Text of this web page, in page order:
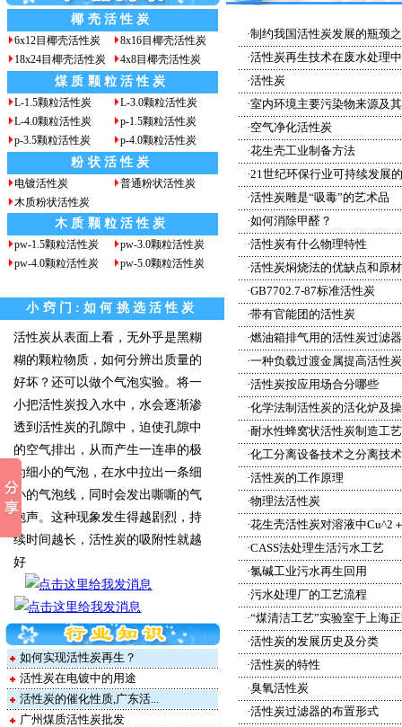
椰壳活性炭
6x12目椰壳活性炭
8x16目椰壳活性炭
18x24目椰壳活性炭
4x8目椰壳活性炭
煤质颗粒活性炭
L-1.5颗粒活性炭
L-3.0颗粒活性炭
L-4.0颗粒活性炭
p-1.5颗粒活性炭
p-3.5颗粒活性炭
p-4.0颗粒活性炭
粉状活性炭
电镀活性炭
普通粉状活性炭
木质粉状活性炭
木质颗粒活性炭
pw-1.5颗粒活性炭
pw-3.0颗粒活性炭
pw-4.0颗粒活性炭
pw-5.0颗粒活性炭
小窍门:如何挑选活性炭
活性炭从表面上看，无外乎是黑糊
糊的颗粒物质，如何分辨出质量的
好坏？还可以做个气泡实验。将一
小把活性炭投入水中，水会逐渐渗
透到活性炭的孔隙中，迫使孔隙中
的空气排出，从而产生一连串的极
为细小的气泡，在水中拉出一条细
小的气泡线，同时会发出嘶嘶的气
泡声。这种现象发生得越剧烈，持
续时间越长，活性炭的吸附性就越
好
如何实现活性炭再生？
活性炭在电镀中的用途
活性炭的催化性质,广东活...
广州煤质活性炭批发
·制约我国活性炭发展的瓶颈
·活性炭再生技术在废水处理
·活性炭
·室内环境主要污染物来源及
·空气净化活性炭
·花生壳工业制备方法
·21世纪环保行业可持续发展
·活性炭雕是“吸毒”的艺术品
·如何消除甲醛？
·活性炭有什么物理特性
·活性炭焖烧法的优缺点和原
·GB7702.7-87标准活性炭
·带有官能团的活性炭
·燃油箱排气用的活性炭过滤器
·一种负载过渡金属提高活性
·活性炭按应用场合分哪些
·化学法制活性炭的活化炉及
·耐水性蜂窝状活性炭制造工
·化工分离设备技术之分离技
·活性炭的工作原理
·物理法活性炭
·花生壳活性炭对溶液中Cu^2
·CASS法处理生活污水工艺
·氯碱工业污水再生回用
·污水处理厂的工艺流程
·“煤清洁工艺”实验室于上海
·活性炭的发展历史及分类
·活性炭的特性
·臭氧活性炭
·活性炭过滤器的布置形式